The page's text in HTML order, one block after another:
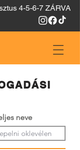
4-5-6-7 ZÁRVA
neve